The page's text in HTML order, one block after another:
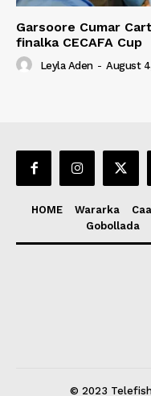
Garsoore Cumar
finalka CECAFA Cup
Leyla Aden - August
HOME Wararka
Gobollada
© 2023